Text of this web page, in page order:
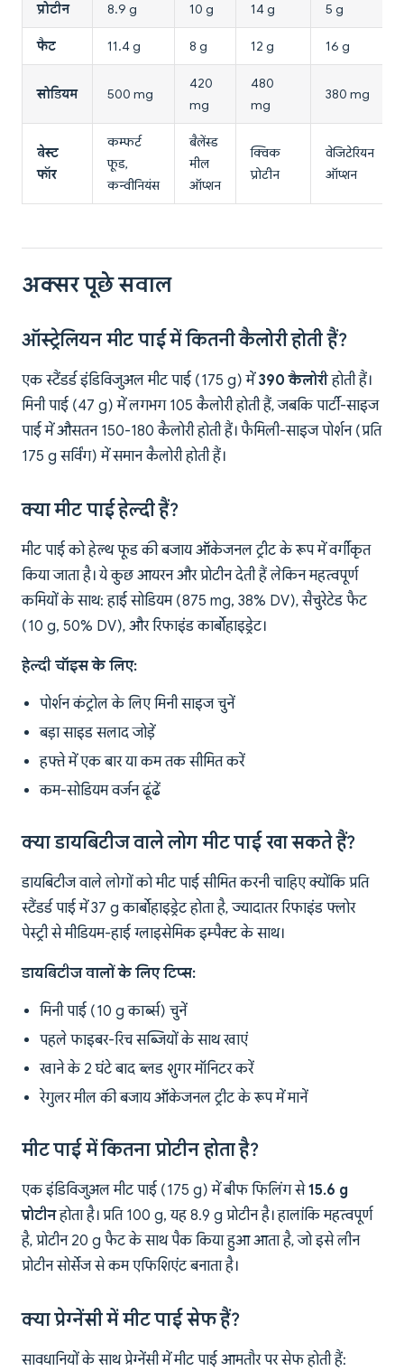
प्रोटीन 8.9 g 10 g 14 g 5 g
फैट 11.4 g 8 g 12 g 16 g
सोडियम 500 mg
420
mg
480
mg
380 mg
बेस्ट
फॉर
कम्फर्ट
फूड,
कन्वीनियंस
बैलेंस्ड
मील
ऑप्शन
क्विक
प्रोटीन
वेजिटेरियन
ऑप्शन
अक्सर पूछे सवाल
ऑस्ट्रेलियन मीट पाई में कितनी कैलोरी होती हैं?
एक स्टैंडर्ड इंडिविजुअल मीट पाई (175 g) में 390 कैलोरीहोती हैं।
मिनी पाई (47 g) में लगभग 105 कैलोरी होती हैं, जबकि पार्टी-साइज
पाई में औसतन 150-180 कैलोरी होती हैं। फैमिली-साइज पोर्शन (प्रति
175 g सर्विंग) में समान कैलोरी होती हैं।
क्या मीट पाई हेल्दी हैं?
मीट पाई को हेल्थ फूड की बजाय ऑकेजनल ट्रीट के रूप में वर्गीकृत
किया जाता है। ये कुछ आयरन और प्रोटीन देती हैं लेकिन महत्वपूर्ण
कमियों के साथ: हाई सोडियम (875 mg, 38% DV), सैचुरेटेड फैट
(10 g, 50% DV), और रिफाइंड कार्बोहाइड्रेट।
हेल्दी चॉइस के लिए:
पोर्शन कंट्रोल के लिए मिनी साइज चुनें
बड़ा साइड सलाद जोड़ें
हफ्ते में एक बार या कम तक सीमित करें
कम-सोडियम वर्जन ढूंढें
क्या डायबिटीज वाले लोग मीट पाई खा सकते हैं?
डायबिटीज वाले लोगों को मीट पाई सीमित करनी चाहिए क्योंकि प्रति
स्टैंडर्ड पाई में 37 g कार्बोहाइड्रेट होता है, ज्यादातर रिफाइंड फ्लोर
पेस्ट्री से मीडियम-हाई ग्लाइसेमिक इम्पैक्ट के साथ।
डायबिटीज वालों के लिए टिप्स:
मिनी पाई (10 g कार्ब्स) चुनें
पहले फाइबर-रिच सब्जियों के साथ खाएं
खाने के 2 घंटे बाद ब्लड शुगर मॉनिटर करें
रेगुलर मील की बजाय ऑकेजनल ट्रीट के रूप में मानें
मीट पाई में कितना प्रोटीन होता है?
एक इंडिविजुअल मीट पाई (175 g) में बीफ फिलिंग से15.6 g
प्रोटीनहोता है। प्रति 100 g, यह 8.9 g प्रोटीन है। हालांकि महत्वपूर्ण
है, प्रोटीन 20 g फैट के साथ पैक किया हुआ आता है, जो इसे लीन
प्रोटीन सोर्सेज से कम एफिशिएंट बनाता है।
क्या प्रेग्नेंसी में मीट पाई सेफ हैं?
सावधानियों के साथ प्रेग्नेंसी में मीट पाई आमतौर पर सेफ होती हैं: